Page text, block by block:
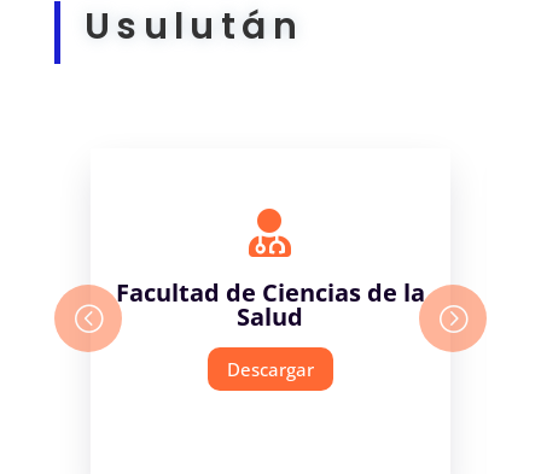
Usulután

Facultad de Ciencias de la
Salud
Descargar